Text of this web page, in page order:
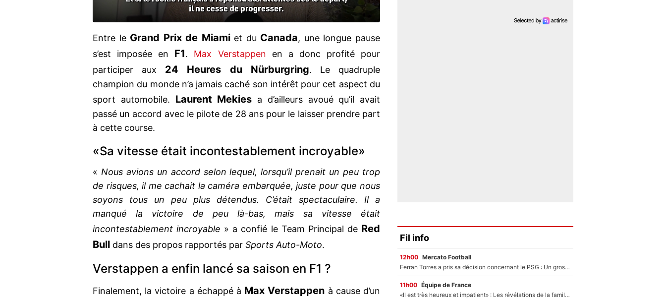
Entre le Grand Prix de Miamiet du Canada, une longue pause
s’est imposée en F1. Max Verstappen en a donc profité pour
participer aux 24 Heures du Nürburgring. Le quadruple
champion du monde n’a jamais caché son intérêt pour cet aspect du
sport automobile. Laurent Mekies a d’ailleurs avoué qu’il avait
passé un accord avec le pilote de 28 ans pour le laisser prendre part
à cette course.
«Sa vitesse était incontestablement incroyable»
« Nous avions un accord selon lequel, lorsqu’il prenait un peu trop
de risques, il me cachait la caméra embarquée, juste pour que nous
soyons tous un peu plus détendus. C’était spectaculaire. Il a
manqué la victoire de peu là-bas, mais sa vitesse était
incontestablement incroyable » a confié le Team Principal de Red
Bull dans des propos rapportés par Sports Auto-Moto.
Verstappen a enfin lancé sa saison en F1 ?
Finalement, la victoire a échappé à Max Verstappen à cause d’un
Fil info
12h00 Mercato Football
Ferran Torres a pris sa décision concernant le PSG : Un gros club étranger prêt à relancer le feuilleton pour la signature du champion du monde 2026 !
11h00 Équipe de France
«Il est très heureux et impatient» : Les révélations de la famille Zidane sur sa prise de pouvoir en équipe de France !